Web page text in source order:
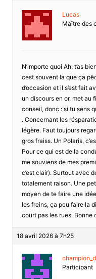
Lucas
Maître des
N’importe quoi Ah, t’as
cest souvent la que ça
d’occasion et il s’est fait
un discours en or, met au
conseil, donc : si tu sens
. Concernant les
légère. Faut toujours
gros fraiss. Un Polaris,
Pour ce qui est de la
me souviens de mes
c’est clair). Surtout avec
totalement raison. Une
moyen de te faire une
les freins, ça peu faire la
court pas les rues. Bonne
18 avril 2026 à 7h25
Participant